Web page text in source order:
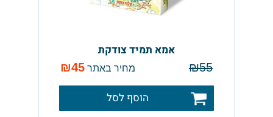
אמא תמיד צודקת
₪55 מחיר באתר ₪45
הוסף לסל